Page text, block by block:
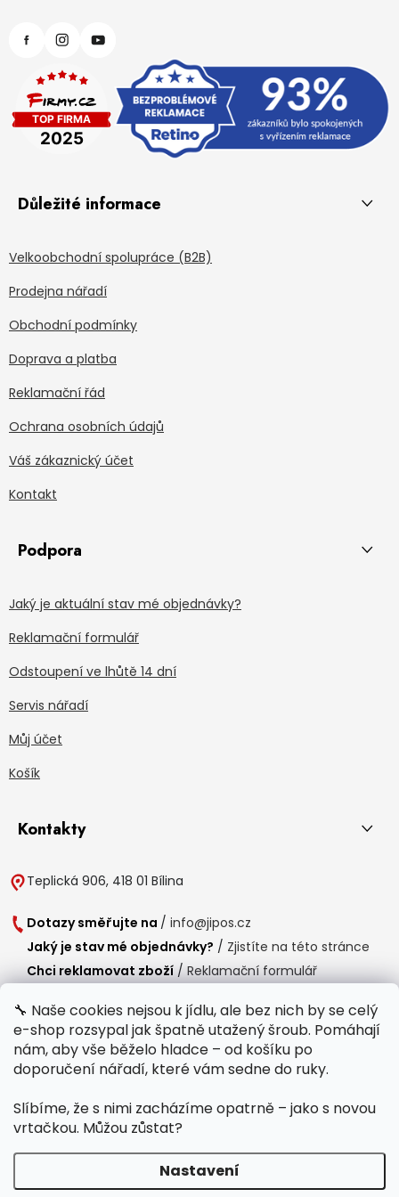
🔧 Naše cookies nejsou k jídlu, ale bez nich by se celý
e-shop rozsypal jak špatně utažený šroub. Pomáhají
nám, aby vše běželo hladce – od košíku po
doporučení nářadí, které vám sedne do ruky.
Slíbíme, že s nimi zacházíme opatrně – jako s novou
vrtačkou. Můžou zůstat?
Nastavení
Důležité informace
Velkoobchodní spolupráce (B2B)
Prodejna nářadí
Obchodní podmínky
Doprava a platba
Reklamační řád
Ochrana osobních údajů
Váš zákaznický účet
Kontakt
Podpora
Jaký je aktuální stav mé objednávky?
Reklamační formulář
Odstoupení ve lhůtě 14 dní
Servis nářadí
Můj účet
Košík
Kontakty
Teplická 906, 418 01 Bílina
Dotazy směřujte na / info@jipos.cz
Jaký je stav mé objednávky? / Zjistíte na této stránce
Chci reklamovat zboží / Reklamační formulář
Provozní doba
Po-Čt /
8:00 - 15:00
Polední přestávka /11:00 - 11:30
Copyright 2026Jipos.cz. Všechna práva vyhrazena.Upravit nastavení